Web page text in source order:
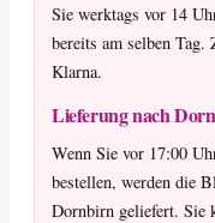
Sie werktags vor 14
bereits am selben
Klarna.
Lieferung nach
Wenn Sie vor 17:00
bestellen, werden die
Dornbirn geliefert. Sie